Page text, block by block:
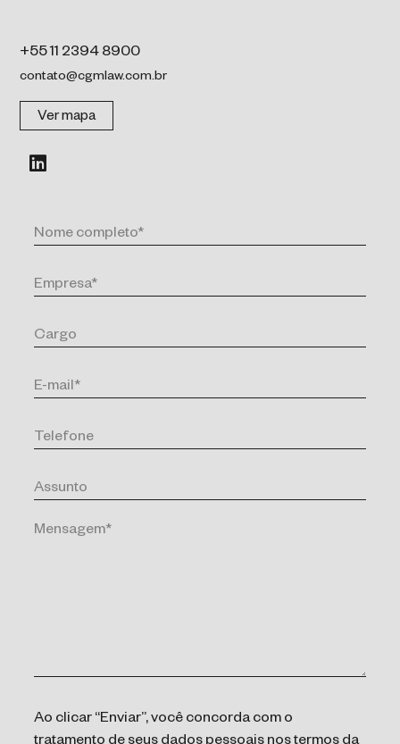
+55 11 2394 8900
contato@cgmlaw.com.br
Ver mapa
Ao clicar “Enviar”, você concorda com o